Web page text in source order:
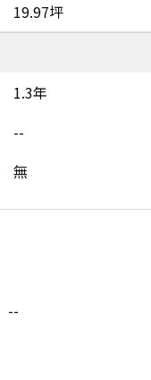
19.97坪
1.3年
--
無
--